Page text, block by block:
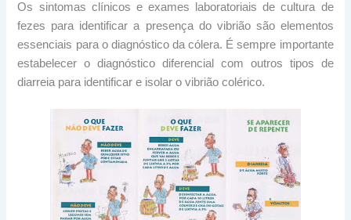
Os sintomas clínicos e exames laboratoriais de cultura de
fezes para identificar a presença do vibrião são elementos
essenciais para o diagnóstico da cólera. É sempre importante
estabelecer o diagnóstico diferencial com outros tipos de
diarreia para identificar e isolar o vibrião colérico.